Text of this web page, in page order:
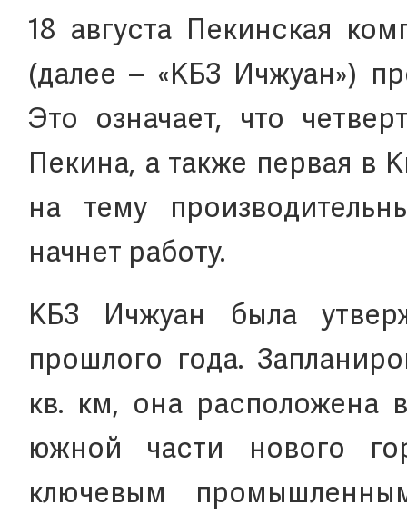
18 августа Пекинская
(далее – «КБЗ Ичжуан»)
Это означает, что
Пекина, а также первая в
на тему
начнет работу.
КБЗ Ичжуан была
прошлого года.
кв. км, она расположена
южной части нового
ключевым